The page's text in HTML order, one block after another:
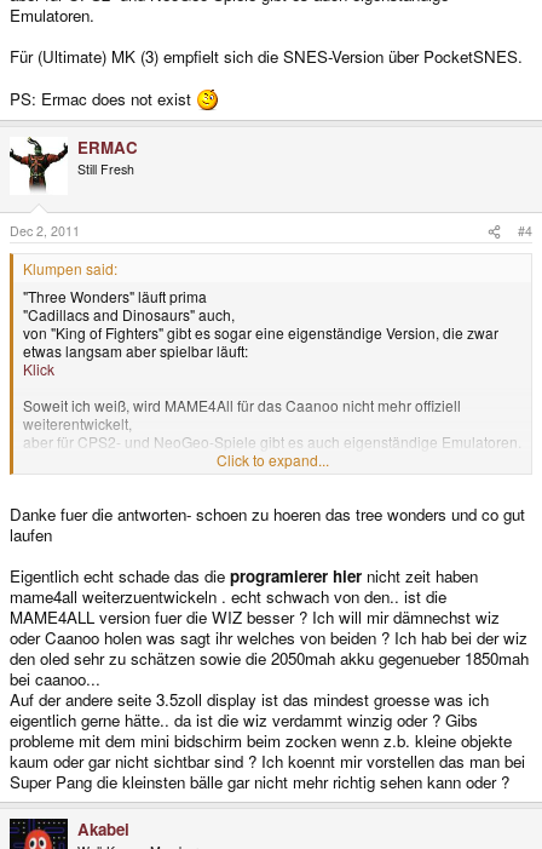
Emulatoren.
Für (Ultimate) MK (3) empfielt sich die SNES-Version über PocketSNES.
PS: Ermac does not exist
ERMAC
Still Fresh
Dec 2, 2011 #4
Klumpen said:
"Three Wonders" läuft prima
"Cadillacs and Dinosaurs" auch,
von "King of Fighters" gibt es sogar eine eigenständige Version, die zwar
etwas langsam aber spielbar läuft:
Klick
Soweit ich weiß, wird MAME4All für das Caanoo nicht mehr offiziell
weiterentwickelt,
aber für CPS2- und NeoGeo-Spiele gibt es auch eigenständige Emulatoren.
Für (Ultimate) MK (3) empfielt sich die SNES-Version über PocketSNES.
PS: Ermac does not exist
Click to expand...
Danke fuer die antworten- schoen zu hoeren das tree wonders und co gut
laufen
Eigentlich echt schade das die programierer hier nicht zeit haben
mame4all weiterzuentwickeln . echt schwach von den.. ist die
MAME4ALL version fuer die WIZ besser ? Ich will mir dämnechst wiz
oder Caanoo holen was sagt ihr welches von beiden ? Ich hab bei der wiz
den oled sehr zu schätzen sowie die 2050mah akku gegenueber 1850mah
bei caanoo...
Auf der andere seite 3.5zoll display ist das mindest groesse was ich
eigentlich gerne hätte.. da ist die wiz verdammt winzig oder ? Gibs
probleme mit dem mini bidschirm beim zocken wenn z.b. kleine objekte
kaum oder gar nicht sichtbar sind ? Ich koennt mir vorstellen das man bei
Super Pang die kleinsten bälle gar nicht mehr richtig sehen kann oder ?
Akabei